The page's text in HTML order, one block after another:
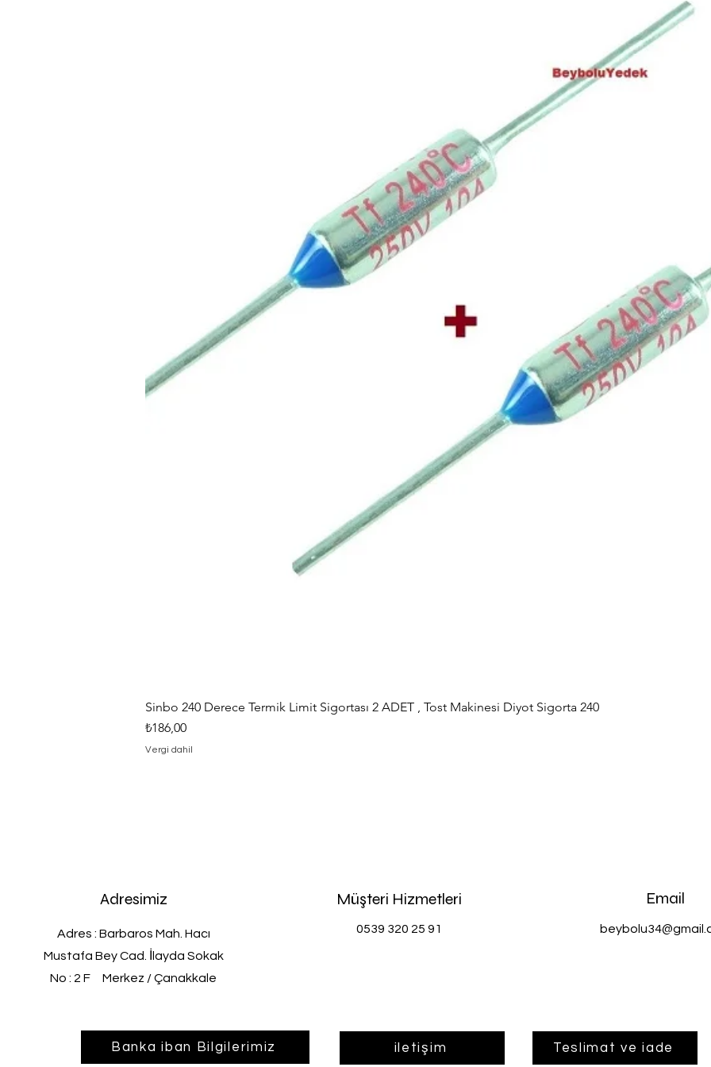
Hızlı Bakış
Sinbo 240 Derece Termik Limit Sigortası 2 ADET , Tost Makinesi Diyot Sigorta 240
Fiyat
₺186,00
Vergi dahil
Adresimiz
Adres : Barbaros Mah. Hacı
Mustafa Bey Cad. İlayda Sokak
No : 2 F Merkez / Çanakkale
Müşteri Hizmetleri
0539 320 25 91
Email
iletişim Teslimat ve iade
Banka iban Bilgilerimiz